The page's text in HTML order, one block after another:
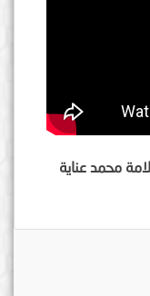
محمد عناية